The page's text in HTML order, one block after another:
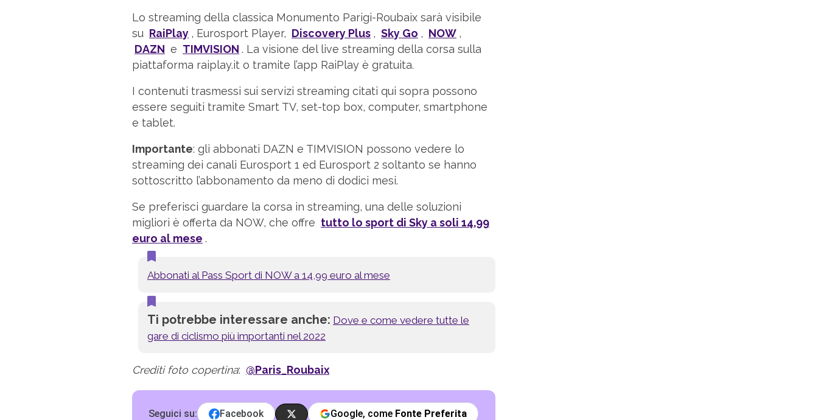
Lo streaming della classica Monumento Parigi-Roubaix sarà visibile
su RaiPlay , Eurosport Player, Discovery Plus , Sky Go , NOW ,
DAZN e TIMVISION . La visione del live streaming della corsa sulla
piattaforma raiplay.it o tramite l’app RaiPlay è gratuita.
I contenuti trasmessi sui servizi streaming citati qui sopra possono
essere seguiti tramite Smart TV, set-top box, computer, smartphone
e tablet.
Importante: gli abbonati DAZN e TIMVISION possono vedere lo
streaming dei canali Eurosport 1 ed Eurosport 2 soltanto se hanno
sottoscritto l’abbonamento da meno di dodici mesi.
Se preferisci guardare la corsa in streaming, una delle soluzioni
migliori è offerta da NOW, che offre tutto lo sport di Sky a soli 14,99
euro al mese .
Abbonati al Pass Sport di NOW a 14,99 euro al mese
Ti potrebbe interessare anche: Dove e come vedere tutte le
gare di ciclismo più importanti nel 2022
Crediti foto copertina: @Paris_Roubaix
Seguici su: Facebook Google, come Fonte Preferita